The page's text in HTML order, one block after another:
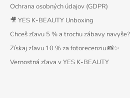
Ochrana osobných údajov (GDPR)
🎥 YES K-BEAUTY Unboxing
Chceš zľavu 5 % a trochu zábavy
Získaj zľavu 10 % za fotorecenziu 📸✨
Vernostná zľava v YES K-BEAUTY